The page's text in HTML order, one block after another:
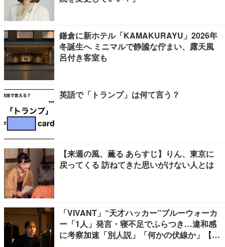
鎌倉に新ホテル「KAMAKURAYU」2026年
冬誕生へ ミニマルで静謐な佇まい、露天風
呂付き客室も
英語で「トランプ」は何て言う？
【来週の風、薫る あらすじ】りん、東京に
戻ってくる 訪ねてきた思いがけない人とは
「VIVANT」“天才ハッカー”ブルーウォーカ
ー「1人」発言・寝不足でふらつき…違和感
に考察加速「別人説」「何かの伏線か」【ネ